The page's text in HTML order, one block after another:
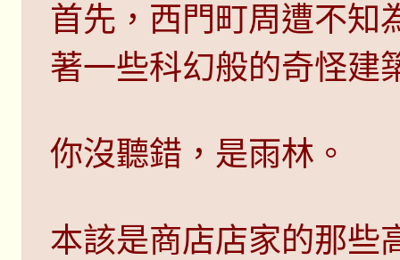
首先，西門町周遭不知
著一些科幻般的奇怪建
你沒聽錯，是雨林。
本該是商店店家的那些